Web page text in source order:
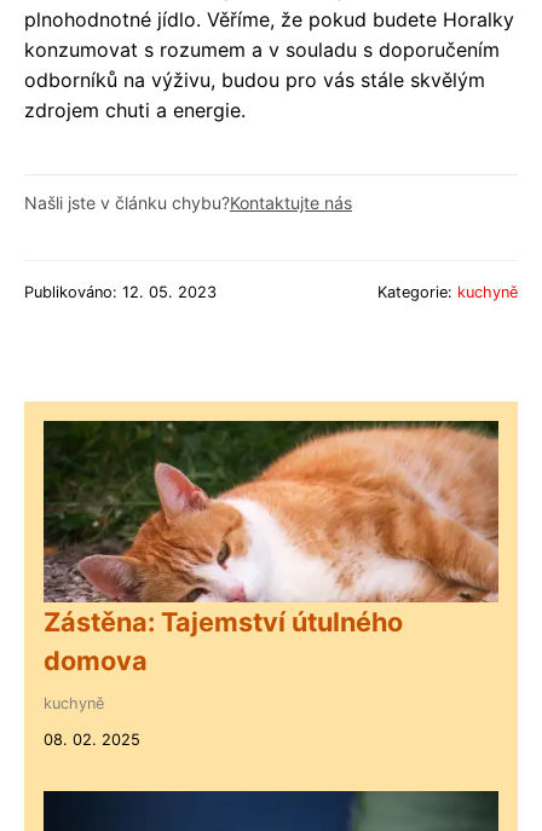
plnohodnotné jídlo. Věříme, že pokud budete Horalky
konzumovat s rozumem a v souladu s doporučením
odborníků na výživu, budou pro vás stále skvělým
zdrojem chuti a energie.
Našli jste v článku chybu?Kontaktujte nás
Publikováno: 12. 05. 2023 Kategorie: kuchyně
Zástěna: Tajemství útulného
domova
kuchyně
08. 02. 2025